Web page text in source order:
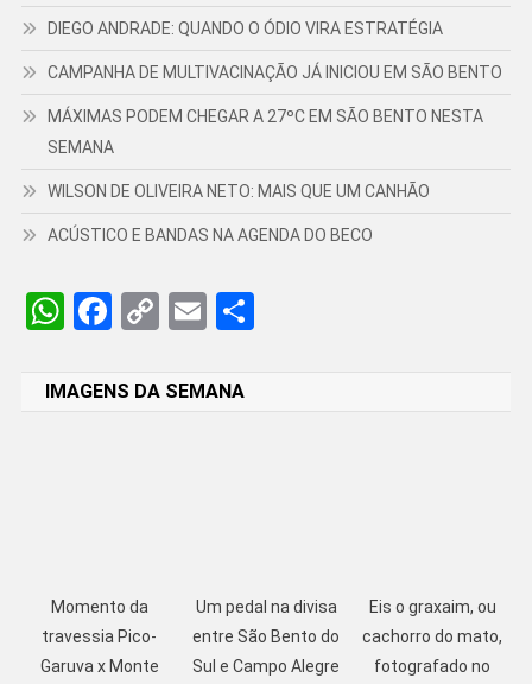
DIEGO ANDRADE: QUANDO O ÓDIO VIRA ESTRATÉGIA
CAMPANHA DE MULTIVACINAÇÃO JÁ INICIOU EM SÃO BENTO
MÁXIMAS PODEM CHEGAR A 27ºC EM SÃO BENTO NESTA
SEMANA
WILSON DE OLIVEIRA NETO: MAIS QUE UM CANHÃO
ACÚSTICO E BANDAS NA AGENDA DO BECO
WhatsApp
Facebook
CopyEmailShare
IMAGENS DA SEMANA
Momento da
travessia Pico-
Garuva x Monte
Um pedal na divisa
entre São Bento do
Sul e Campo Alegre
Eis o graxaim, ou
cachorro do mato,
fotografado no